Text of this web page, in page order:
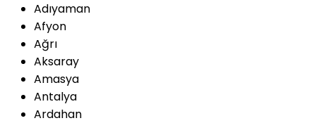
Adıyaman
Afyon
Ağrı
Aksaray
Amasya
Antalya
Ardahan